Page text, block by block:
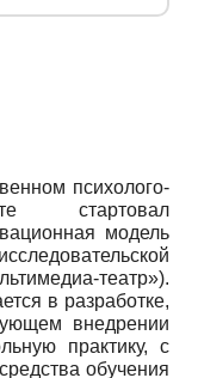
психолого-
стартовал
модель
театр»).
в разработке,
внедрении
практику, с
обучения